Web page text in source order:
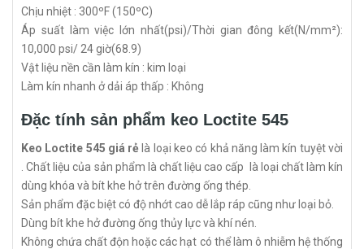
Chịu nhiệt : 300ºF (150ºC)
Áp suất làm việc lớn nhất(psi)/Thời gian đông kết(N/mm²):
10,000 psi/ 24 giờ(68.9)
Vật liệu nền cần làm kín : kim loại
Làm kín nhanh ở dải áp thấp : Không
Đặc tính sản phẩm keo Loctite 545
Keo Loctite 545 giá rẻ là loại keo có khả năng làm kín tuyệt vời
. Chất liệu của sản phẩm là chất liệu cao cấp là loại chất làm kín
dùng khóa và bít khe hở trên đường ống thép.
Sản phẩm đặc biệt có độ nhớt cao dễ lắp ráp cũng như loại bỏ.
Dùng bít khe hở đường ống thủy lực và khí nén.
Không chứa chất độn hoặc các hạt có thể làm ô nhiễm hệ thống